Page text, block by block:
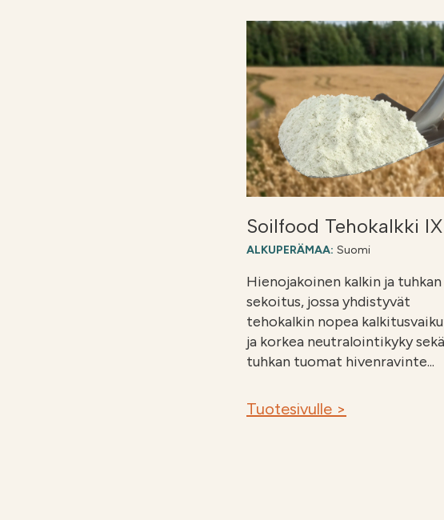
Soilfood Tehokalkki IX
ALKUPERÄMAA: Suomi
Hienojakoinen kalkin ja tuhkan
sekoitus, jossa yhdistyvät
tehokalkin nopea
ja korkea neutralointikyky sekä
tuhkan tuomat hivenravinte...
Tuotesivulle >